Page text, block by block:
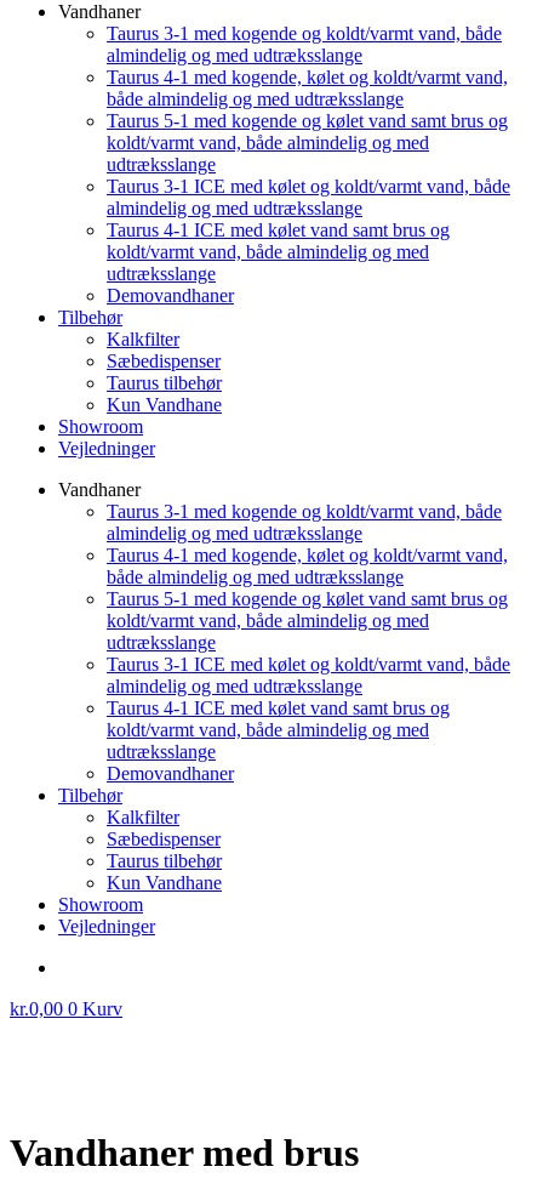
Vandhaner
Taurus 3-1 med kogende og koldt/varmt vand, både
almindelig og med udtræksslange
Taurus 4-1 med kogende, kølet og koldt/varmt vand,
både almindelig og med udtræksslange
Taurus 5-1 med kogende og kølet vand samt brus og
koldt/varmt vand, både almindelig og med
udtræksslange
Taurus 3-1 ICE med kølet og koldt/varmt vand, både
almindelig og med udtræksslange
Taurus 4-1 ICE med kølet vand samt brus og
koldt/varmt vand, både almindelig og med
udtræksslange
Demovandhaner
Tilbehør
Kalkfilter
Sæbedispenser
Taurus tilbehør
Kun Vandhane
Showroom
Vejledninger
Vandhaner
Taurus 3-1 med kogende og koldt/varmt vand, både
almindelig og med udtræksslange
Taurus 4-1 med kogende, kølet og koldt/varmt vand,
både almindelig og med udtræksslange
Taurus 5-1 med kogende og kølet vand samt brus og
koldt/varmt vand, både almindelig og med
udtræksslange
Taurus 3-1 ICE med kølet og koldt/varmt vand, både
almindelig og med udtræksslange
Taurus 4-1 ICE med kølet vand samt brus og
koldt/varmt vand, både almindelig og med
udtræksslange
Demovandhaner
Tilbehør
Kalkfilter
Sæbedispenser
Taurus tilbehør
Kun Vandhane
Showroom
Vejledninger
kr.0,00 0 Kurv
Vandhaner med brus